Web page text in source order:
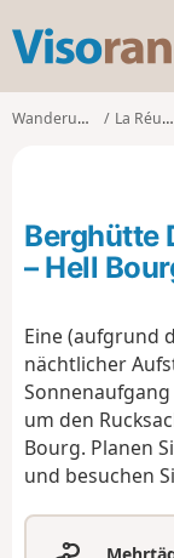
Wanderungen La Réunion
Berghütte
– Hell
Eine (aufgrund
nächtlicher
um den
Bourg. Planen
und besuchen